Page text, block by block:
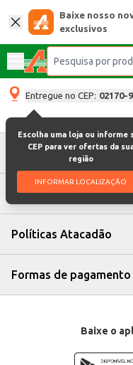
Baixe nosso
exclusivos
Entregue no CEP: 02170-
Escolha uma loja ou informe
CEP para ver ofertas da
região
INFORMAR LOCALIZAÇÃO
Atendimento
Institucional
Políticas Atacadão
Formas de pagamento
Baixe o